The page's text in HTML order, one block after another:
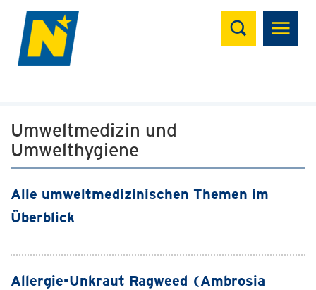
Suchen
Umweltmedizin und
Umwelthygiene
Alle umweltmedizinischen Themen im
Überblick
Allergie-Unkraut Ragweed (Ambrosia